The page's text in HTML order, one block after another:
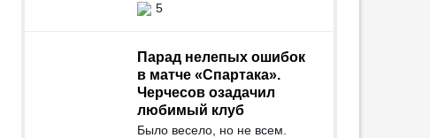
5
Парад нелепых ошибок
в матче «Спартака».
Черчесов озадачил
любимый клуб
Было весело, но не всем.